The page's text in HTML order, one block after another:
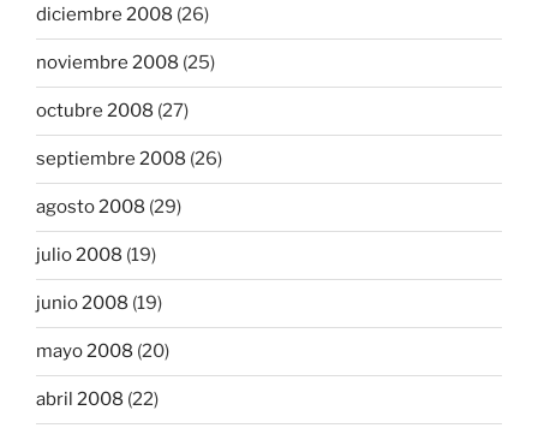
diciembre 2008 (26)
noviembre 2008 (25)
octubre 2008 (27)
septiembre 2008 (26)
agosto 2008 (29)
julio 2008 (19)
junio 2008 (19)
mayo 2008 (20)
abril 2008 (22)